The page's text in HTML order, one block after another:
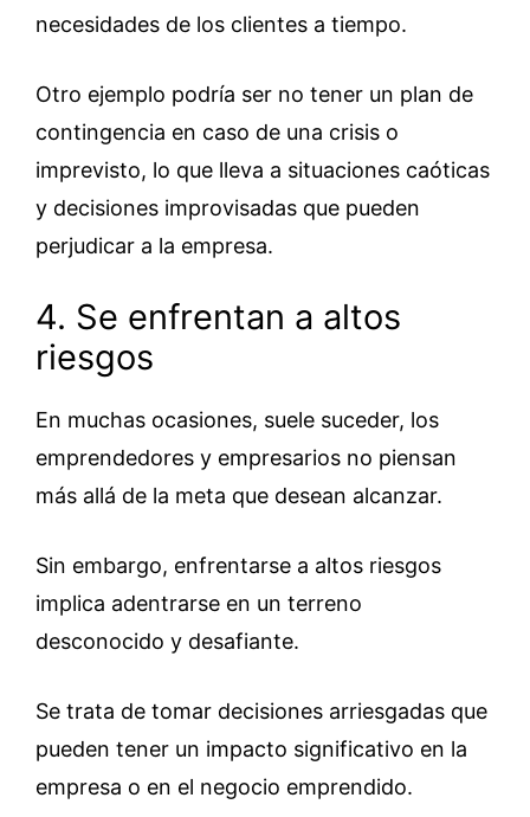
necesidades de los clientes a tiempo.
Otro ejemplo podría ser no tener un plan de
contingencia en caso de una crisis o
imprevisto, lo que lleva a situaciones caóticas
y decisiones improvisadas que pueden
perjudicar a la empresa.
4. Se enfrentan a altos
riesgos
En muchas ocasiones, suele suceder, los
emprendedores y empresarios no piensan
más allá de la meta que desean alcanzar.
Sin embargo, enfrentarse a altos riesgos
implica adentrarse en un terreno
desconocido y desafiante.
Se trata de tomar decisiones arriesgadas que
pueden tener un impacto significativo en la
empresa o en el negocio emprendido.